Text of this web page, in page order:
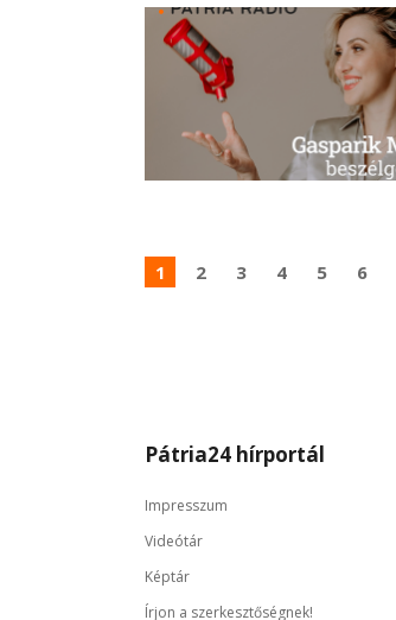
1 2 3 4 5 6
Pátria24 hírportál
Impresszum
Videótár
Képtár
Írjon a szerkesztőségnek!